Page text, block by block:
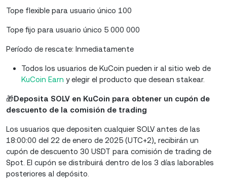
Tope flexible para usuario único 100
Tope fijo para usuario único 5 000 000
Período de rescate: Inmediatamente
Todos los usuarios de KuCoin pueden ir al sitio web de
KuCoin Earn y elegir el producto que desean stakear.
🎁Deposita SOLV en KuCoin para obtener un cupón de
descuento de la comisión de trading
Los usuarios que depositen cualquier SOLV antes de las
18:00:00 del 22 de enero de 2025 (UTC+2), recibirán un
cupón de descuento 30 USDT para comisión de trading de
Spot. El cupón se distribuirá dentro de los 3 días laborables
posteriores al depósito.